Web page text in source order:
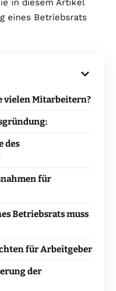
in diesem Artikel
eines Betriebsrats
vielen Mitarbeitern?
des
für
Betriebsrats muss
für Arbeitgeber
der